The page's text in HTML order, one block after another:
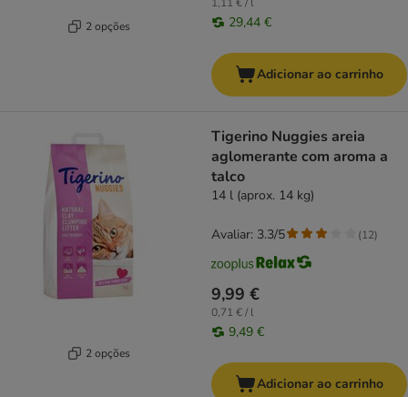
2 opções 29,44 €
Adicionar ao carrinho
2 opções
Tigerino Nuggies areia
aglomerante com aroma a
talco
14 l (aprox. 14 kg)
9,99 €
0,71 € / l
9,49 €
Avaliar: 3.3/5 (12)
Adicionar ao carrinho